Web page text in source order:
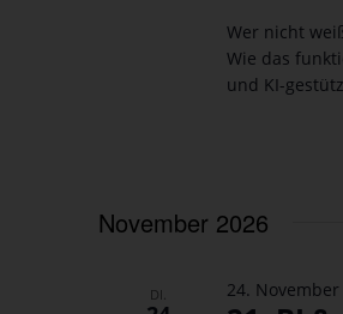
Wer nicht
Wie das
und KI-
November 2026
DI. 24. November